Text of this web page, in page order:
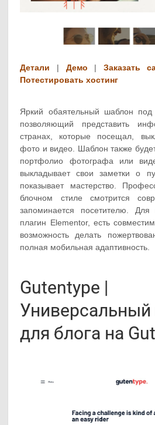
Детали | Демо | Заказать
Потестировать хостинг
Яркий обаятельный шаблон под
позволяющий представить
странах, которые посещал,
фото и видео. Шаблон также
портфолио фотографа или
выкладывает свои заметки о
показывает мастерство.
блочном стиле смотрится
запоминается посетителю. Для
плагин Elementor, есть
возможность делать
полная мобильная адаптивность.
Gutentype |
для блога на